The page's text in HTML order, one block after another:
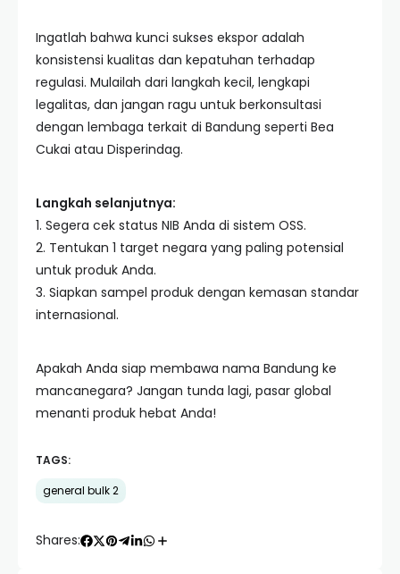
Ingatlah bahwa kunci sukses ekspor adalah
konsistensi kualitas dan kepatuhan terhadap
regulasi. Mulailah dari langkah kecil, lengkapi
legalitas, dan jangan ragu untuk berkonsultasi
dengan lembaga terkait di Bandung seperti Bea
Cukai atau Disperindag.
Langkah selanjutnya:
1. Segera cek status NIB Anda di sistem OSS.
2. Tentukan 1 target negara yang paling potensial
untuk produk Anda.
3. Siapkan sampel produk dengan kemasan standar
internasional.
Apakah Anda siap membawa nama Bandung ke
mancanegara? Jangan tunda lagi, pasar global
menanti produk hebat Anda!
TAGS:
general bulk 2
Shares: